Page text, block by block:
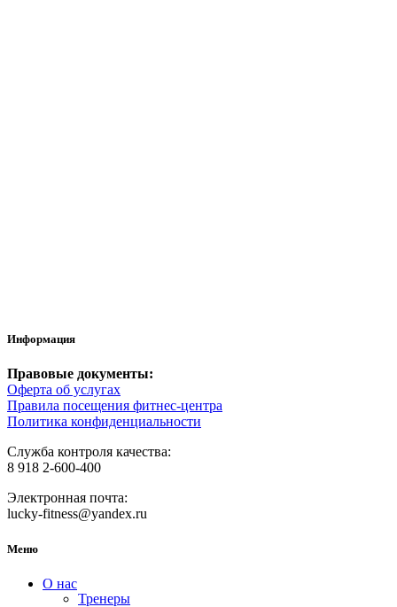
Информация
Правовые документы:
Оферта об услугах
Правила посещения фитнес-центра
Политика конфиденциальности
Служба контроля качества:
8 918 2-600-400
Электронная почта:
lucky-fitness@yandex.ru
Меню
О нас
Тренеры